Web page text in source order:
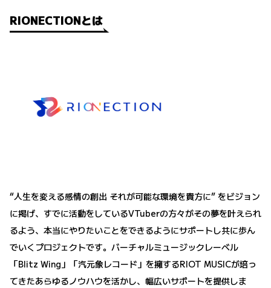
RIONECTIONとは
“人生を変える感情の創出 それが可能な環境を貴方に” をビジョン
に掲げ、すでに活動をしているVTuberの方々がその夢を叶えられ
るよう、本当にやりたいことをできるようにサポートし共に歩ん
でいくプロジェクトです。バーチャルミュージックレーベル
「Blitz Wing」「汽元象レコード」を擁するRIOT MUSICが培っ
てきたあらゆるノウハウを活かし、幅広いサポートを提供しま